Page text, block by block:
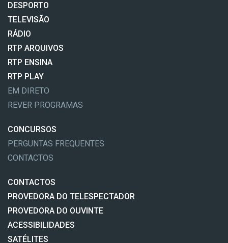
DESPORTO
TELEVISÃO
RÁDIO
RTP ARQUIVOS
RTP ENSINA
RTP PLAY
EM DIRETO
REVER PROGRAMAS
CONCURSOS
PERGUNTAS FREQUENTES
CONTACTOS
CONTACTOS
PROVEDORA DO TELESPECTADOR
PROVEDORA DO OUVINTE
ACESSIBILIDADES
SATÉLITES